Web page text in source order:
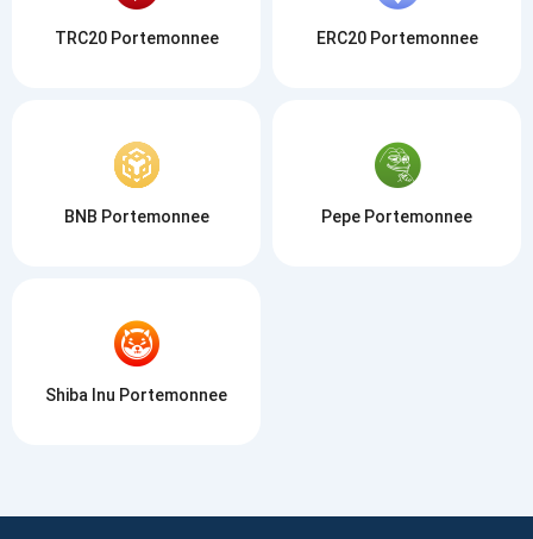
TRC20 Portemonnee ERC20 Portemonnee
BNB Portemonnee Pepe Portemonnee
Shiba Inu Portemonnee